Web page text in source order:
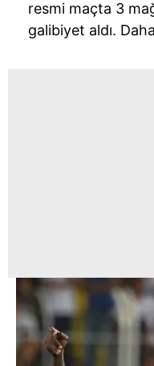
resmi maçta 3
galibiyet aldı.